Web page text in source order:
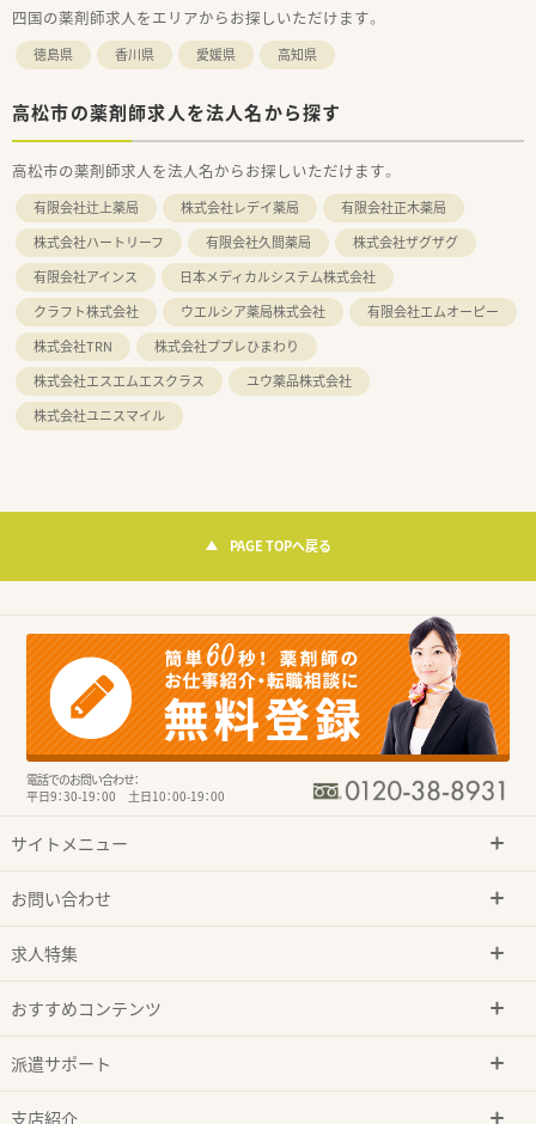
四国の薬剤師求人をエリアからお探しいただけます。
徳島県 香川県 愛媛県 高知県
高松市の薬剤師求人を法人名から探す
高松市の薬剤師求人を法人名からお探しいただけます。
有限会社辻上薬局 株式会社レデイ薬局
有限会社正木薬局
株式会社ハートリーフ
有限会社久間薬局
株式会社ザグザグ
有限会社アインス
日本メディカルシステム株式会社
クラフト株式会社
ウエルシア薬局株式会社
有限会社エムオーピー
株式会社TRN
株式会社ププレひまわり
株式会社エスエムエスクラス
ユウ薬品株式会社
株式会社ユニスマイル
PAGE TOPへ戻る
電話でのお問い合わせ：
平日9：30-19：00 土日10：00-19：00
サイトメニュー
お問い合わせ
求人特集
おすすめコンテンツ
派遣サポート
支店紹介